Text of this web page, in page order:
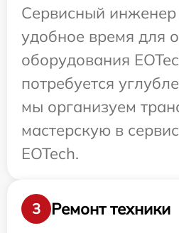
Сервисный инженер
удобное время для
оборудования
потребуется
мы организуем
мастерскую в
EOTech.
3
Ремонт техники